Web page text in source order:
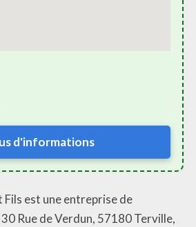
d'informations
est une entreprise de
Rue de Verdun, 57180 Terville,